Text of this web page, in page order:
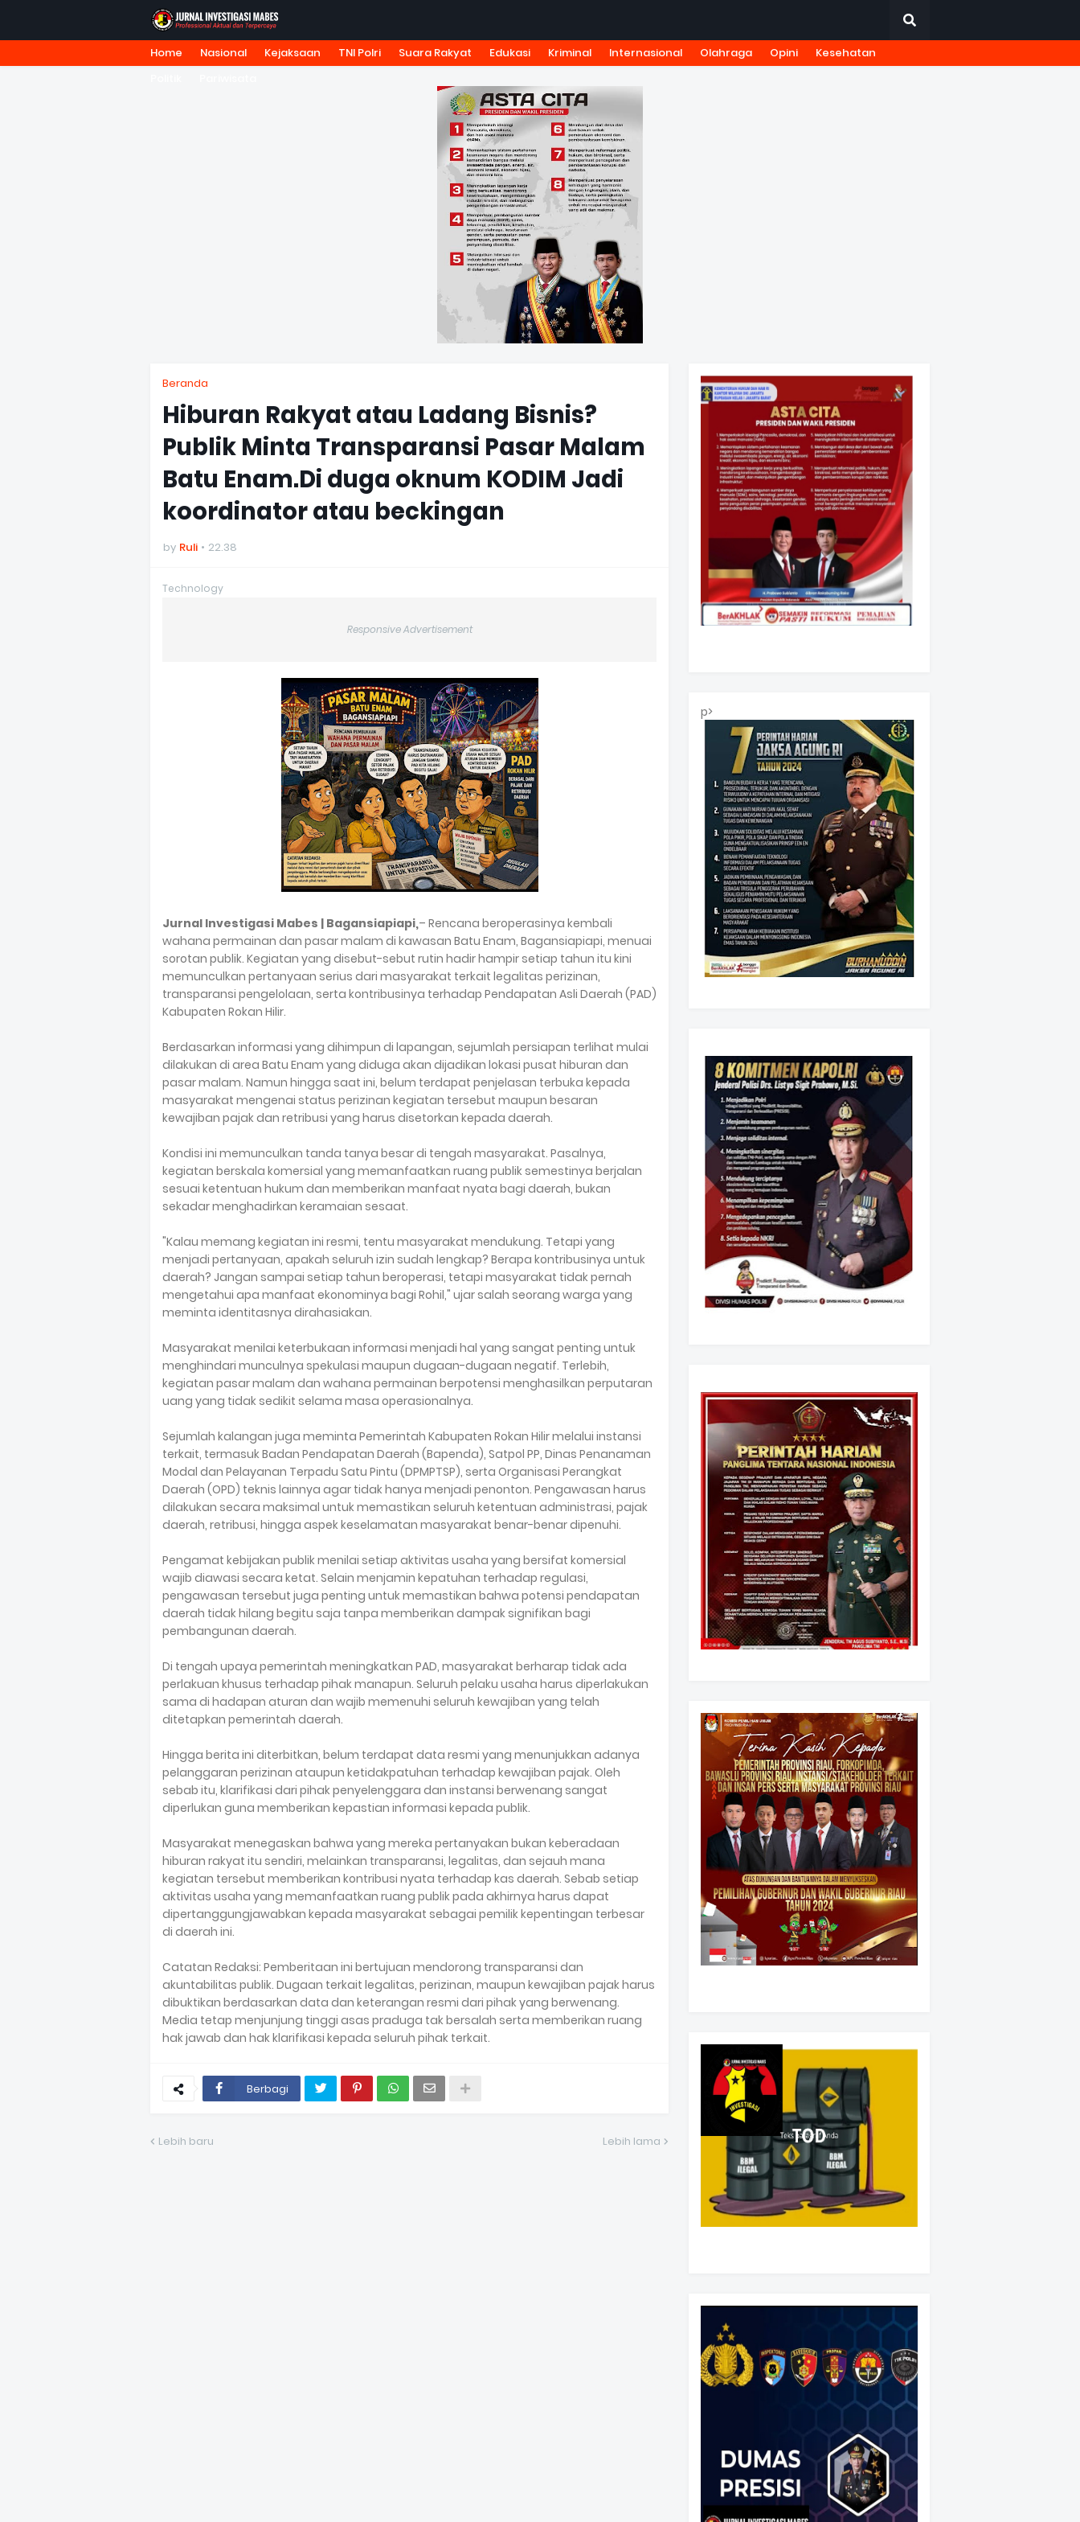
HOME TENTANG KAMI REDAKSI TARIF IKLAN PEDOMAN MEDIA SIBER KODE ETIK JURNALISTIK
Home Nasional Kejaksaan TNI Polri Suara Rakyat Edukasi Kriminal Internasional Olahraga Opini
Kesehatan
Beranda
Hiburan Rakyat atau Ladang Bisnis?
Publik Minta Transparansi Pasar Malam
Batu Enam.Di duga oknum KODIM Jadi
koordinator atau beckingan
by Ruli 22.38
Technology
Responsive Advertisement
Jurnal Investigasi Mabes | Bagansiapiapi,– Rencana beroperasinya kembali
wahana permainan dan pasar malam di kawasan Batu Enam, Bagansiapiapi, menuai
sorotan publik. Kegiatan yang disebut-sebut rutin hadir hampir setiap tahun itu kini
memunculkan pertanyaan serius dari masyarakat terkait legalitas perizinan,
transparansi pengelolaan, serta kontribusinya terhadap Pendapatan Asli Daerah (PAD)
Kabupaten Rokan Hilir.
Berdasarkan informasi yang dihimpun di lapangan, sejumlah persiapan terlihat mulai
dilakukan di area Batu Enam yang diduga akan dijadikan lokasi pusat hiburan dan
pasar malam. Namun hingga saat ini, belum terdapat penjelasan terbuka kepada
masyarakat mengenai status perizinan kegiatan tersebut maupun besaran
kewajiban pajak dan retribusi yang harus disetorkan kepada daerah.
Kondisi ini memunculkan tanda tanya besar di tengah masyarakat. Pasalnya,
kegiatan berskala komersial yang memanfaatkan ruang publik semestinya berjalan
sesuai ketentuan hukum dan memberikan manfaat nyata bagi daerah, bukan
sekadar menghadirkan keramaian sesaat.
"Kalau memang kegiatan ini resmi, tentu masyarakat mendukung. Tetapi yang
menjadi pertanyaan, apakah seluruh izin sudah lengkap? Berapa kontribusinya untuk
daerah? Jangan sampai setiap tahun beroperasi, tetapi masyarakat tidak pernah
mengetahui apa manfaat ekonominya bagi Rohil," ujar salah seorang warga yang
meminta identitasnya dirahasiakan.
Masyarakat menilai keterbukaan informasi menjadi hal yang sangat penting untuk
menghindari munculnya spekulasi maupun dugaan-dugaan negatif. Terlebih,
kegiatan pasar malam dan wahana permainan berpotensi menghasilkan perputaran
uang yang tidak sedikit selama masa operasionalnya.
Sejumlah kalangan juga meminta Pemerintah Kabupaten Rokan Hilir melalui instansi
terkait, termasuk Badan Pendapatan Daerah (Bapenda), Satpol PP, Dinas Penanaman
Modal dan Pelayanan Terpadu Satu Pintu (DPMPTSP), serta Organisasi Perangkat
Daerah (OPD) teknis lainnya agar tidak hanya menjadi penonton. Pengawasan harus
dilakukan secara maksimal untuk memastikan seluruh ketentuan administrasi, pajak
daerah, retribusi, hingga aspek keselamatan masyarakat benar-benar dipenuhi.
Pengamat kebijakan publik menilai setiap aktivitas usaha yang bersifat komersial
wajib diawasi secara ketat. Selain menjamin kepatuhan terhadap regulasi,
pengawasan tersebut juga penting untuk memastikan bahwa potensi pendapatan
daerah tidak hilang begitu saja tanpa memberikan dampak signifikan bagi
pembangunan daerah.
Di tengah upaya pemerintah meningkatkan PAD, masyarakat berharap tidak ada
perlakuan khusus terhadap pihak manapun. Seluruh pelaku usaha harus diperlakukan
sama di hadapan aturan dan wajib memenuhi seluruh kewajiban yang telah
ditetapkan pemerintah daerah.
Hingga berita ini diterbitkan, belum terdapat data resmi yang menunjukkan adanya
pelanggaran perizinan ataupun ketidakpatuhan terhadap kewajiban pajak. Oleh
sebab itu, klarifikasi dari pihak penyelenggara dan instansi berwenang sangat
diperlukan guna memberikan kepastian informasi kepada publik.
Masyarakat menegaskan bahwa yang mereka pertanyakan bukan keberadaan
hiburan rakyat itu sendiri, melainkan transparansi, legalitas, dan sejauh mana
kegiatan tersebut memberikan kontribusi nyata terhadap kas daerah. Sebab setiap
aktivitas usaha yang memanfaatkan ruang publik pada akhirnya harus dapat
dipertanggungjawabkan kepada masyarakat sebagai pemilik kepentingan terbesar
di daerah ini.
Catatan Redaksi: Pemberitaan ini bertujuan mendorong transparansi dan
akuntabilitas publik. Dugaan terkait legalitas, perizinan, maupun kewajiban pajak harus
dibuktikan berdasarkan data dan keterangan resmi dari pihak yang berwenang.
Media tetap menjunjung tinggi asas praduga tak bersalah serta memberikan ruang
hak jawab dan hak klarifikasi kepada seluruh pihak terkait.
Berbagi
Lebih baru Lebih lama
p>